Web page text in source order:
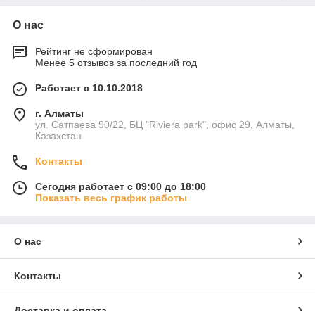
О нас
Рейтинг не сформирован
Менее 5 отзывов за последний год
Работает с 10.10.2018
г. Алматы
ул. Сатпаева 90/22, БЦ "Riviera park", офис 29, Алматы,
Казахстан
Контакты
Сегодня работает с 09:00 до 18:00
Показать весь график работы
О нас
Контакты